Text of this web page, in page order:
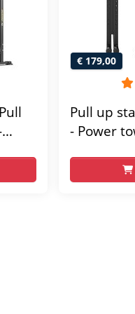
€ 179,00
Pull up
- Power